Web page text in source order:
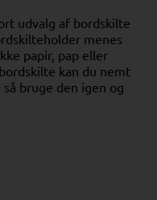
udvalg af bordskilte
menes
papir, pap eller
kan du nemt
bruge den igen og